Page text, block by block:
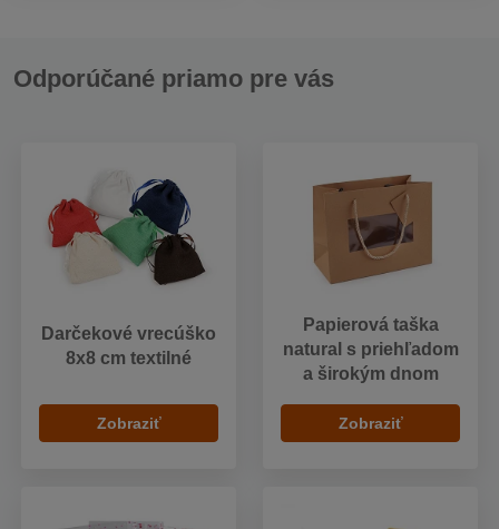
Odporúčané priamo pre vás
Darčekové vrecúško
8x8 cm textilné
Zobraziť
Papierová taška
natural s priehľadom
a širokým dnom
Zobraziť